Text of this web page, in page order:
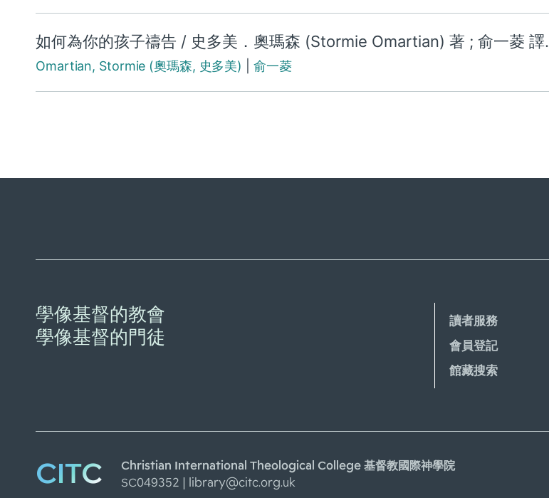
如何為你的孩子禱告 / 史多美．奧瑪森 (Stormie Omartian) 著 ; 俞一菱 譯.
Omartian, Stormie (奧瑪森, 史多美) 俞一菱
學像基督的教會
學像基督的門徒
讀者服務
會員登記
館藏搜索
CITC
Christian International Theological College 基督教國際神學院
SC049352 | library@citc.org.uk